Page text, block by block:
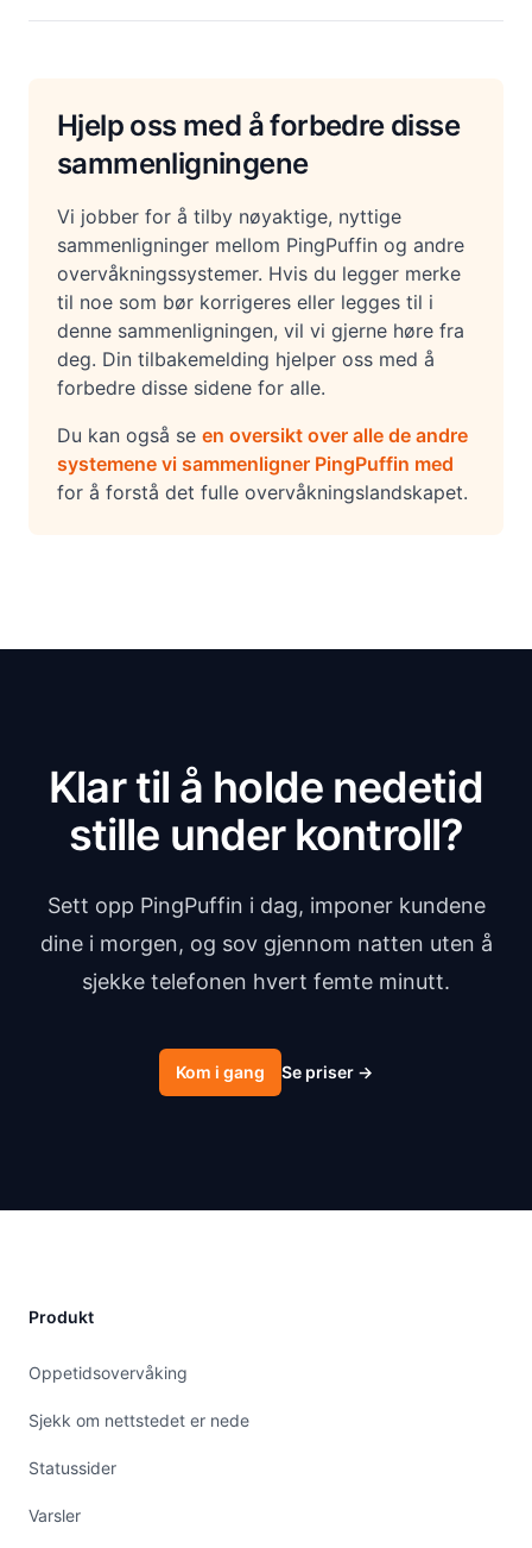
Hjelp oss med å forbedre disse
sammenligningene
Vi jobber for å tilby nøyaktige, nyttige
sammenligninger mellom PingPuffin og andre
overvåkningssystemer. Hvis du legger merke
til noe som bør korrigeres eller legges til i
denne sammenligningen, vil vi gjerne høre fra
deg. Din tilbakemelding hjelper oss med å
forbedre disse sidene for alle.
Du kan også se en oversikt over alle de andre
systemene vi sammenligner PingPuffin med
for å forstå det fulle overvåkningslandskapet.
Klar til å holde nedetid
stille under kontroll?
Sett opp PingPuffin i dag, imponer kundene
dine i morgen, og sov gjennom natten uten å
sjekke telefonen hvert femte minutt.
Kom i gang Se priser →
Produkt
Oppetidsovervåking
Sjekk om nettstedet er nede
Statussider
Varsler